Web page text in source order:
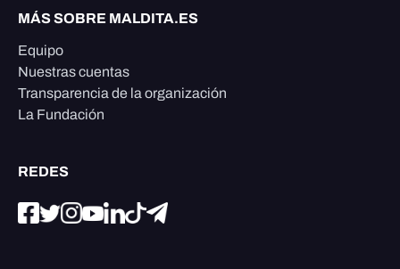
MÁS SOBRE MALDITA.ES
Equipo
Nuestras cuentas
Transparencia de la organización
La Fundación
REDES